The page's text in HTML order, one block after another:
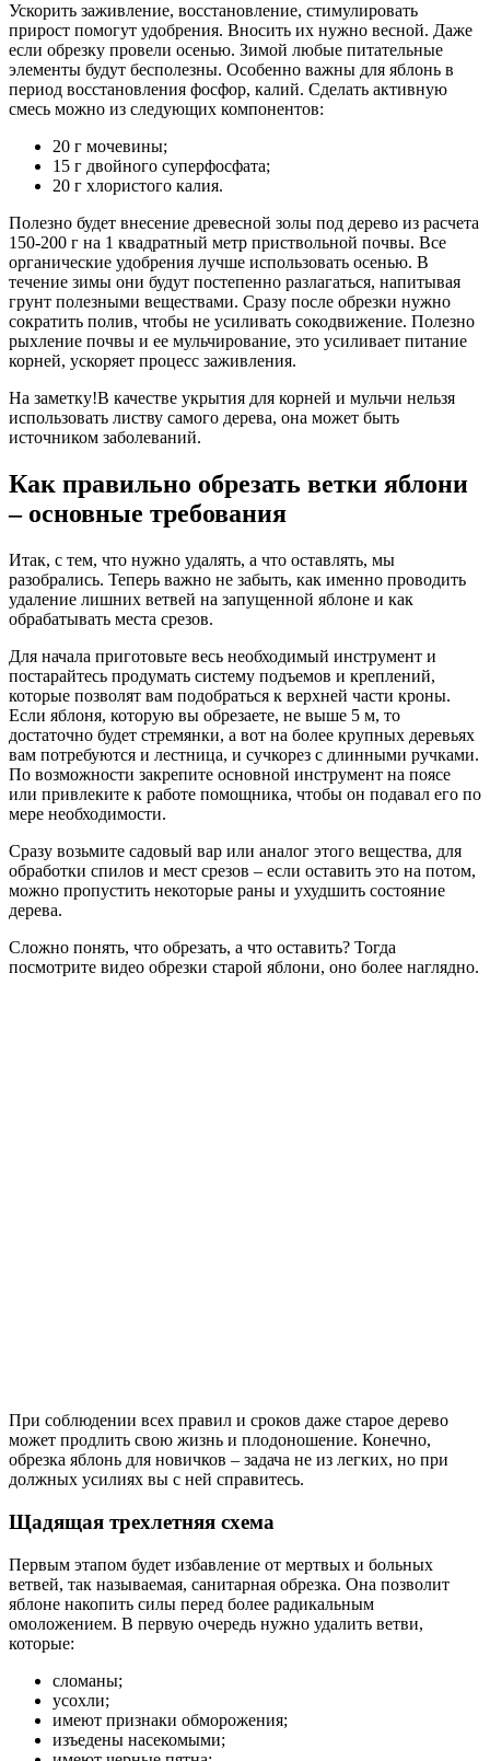
Ускорить заживление, восстановление, стимулировать
прирост помогут удобрения. Вносить их нужно весной. Даже
если обрезку провели осенью. Зимой любые питательные
элементы будут бесполезны. Особенно важны для яблонь в
период восстановления фосфор, калий. Сделать активную
смесь можно из следующих компонентов:
20 г мочевины;
15 г двойного суперфосфата;
20 г хлористого калия.
Полезно будет внесение древесной золы под дерево из расчета
150-200 г на 1 квадратный метр приствольной почвы. Все
органические удобрения лучше использовать осенью. В
течение зимы они будут постепенно разлагаться, напитывая
грунт полезными веществами. Сразу после обрезки нужно
сократить полив, чтобы не усиливать сокодвижение. Полезно
рыхление почвы и ее мульчирование, это усиливает питание
корней, ускоряет процесс заживления.
На заметку!В качестве укрытия для корней и мульчи нельзя
использовать листву самого дерева, она может быть
источником заболеваний.
Как правильно обрезать ветки яблони
– основные требования
Итак, с тем, что нужно удалять, а что оставлять, мы
разобрались. Теперь важно не забыть, как именно проводить
удаление лишних ветвей на запущенной яблоне и как
обрабатывать места срезов.
Для начала приготовьте весь необходимый инструмент и
постарайтесь продумать систему подъемов и креплений,
которые позволят вам подобраться к верхней части кроны.
Если яблоня, которую вы обрезаете, не выше 5 м, то
достаточно будет стремянки, а вот на более крупных деревьях
вам потребуются и лестница, и сучкорез с длинными ручками.
По возможности закрепите основной инструмент на поясе
или привлеките к работе помощника, чтобы он подавал его по
мере необходимости.
Сразу возьмите садовый вар или аналог этого вещества, для
обработки спилов и мест срезов – если оставить это на потом,
можно пропустить некоторые раны и ухудшить состояние
дерева.
Сложно понять, что обрезать, а что оставить? Тогда
посмотрите видео обрезки старой яблони, оно более наглядно.
При соблюдении всех правил и сроков даже старое дерево
может продлить свою жизнь и плодоношение. Конечно,
обрезка яблонь для новичков – задача не из легких, но при
должных усилиях вы с ней справитесь.
Щадящая трехлетняя схема
Первым этапом будет избавление от мертвых и больных
ветвей, так называемая, санитарная обрезка. Она позволит
яблоне накопить силы перед более радикальным
омоложением. В первую очередь нужно удалить ветви,
которые:
сломаны;
усохли;
имеют признаки обморожения;
изъедены насекомыми;